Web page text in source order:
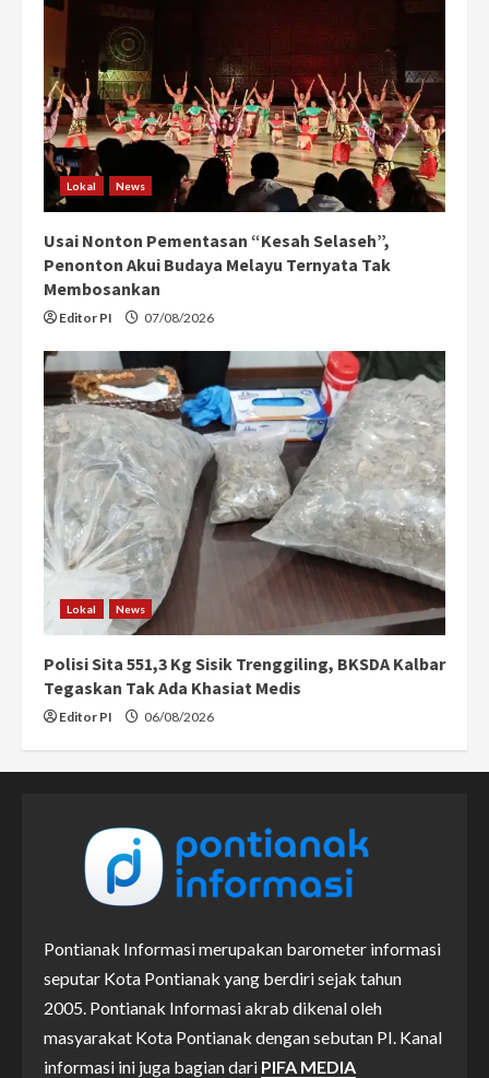
Lokal News
Usai Nonton Pementasan “Kesah Selaseh”,
Penonton Akui Budaya Melayu Ternyata Tak
Membosankan
Editor PI 07/08/2026
Lokal News
Polisi Sita 551,3 Kg Sisik Trenggiling, BKSDA Kalbar
Tegaskan Tak Ada Khasiat Medis
Editor PI 06/08/2026
Pontianak Informasi merupakan barometer informasi
seputar Kota Pontianak yang berdiri sejak tahun
2005. Pontianak Informasi akrab dikenal oleh
masyarakat Kota Pontianak dengan sebutan PI. Kanal
informasi ini juga bagian dari PIFA MEDIA